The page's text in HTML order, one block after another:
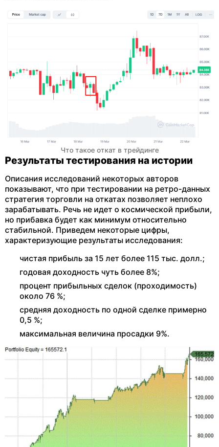
Что такое откат в трейдинге
Результаты тестирования на истории
Описания исследований некоторых авторов
показывают, что при тестировании на ретро-данных
стратегия торговли на откатах позволяет неплохо
зарабатывать. Речь не идет о космической прибыли,
но прибавка будет как минимум относительно
стабильной. Приведем некоторые цифры,
характеризующие результаты исследования:
чистая прибыль за 15 лет более 115 тыс. долл.;
годовая доходность чуть более 8%;
процент прибыльных сделок (проходимость)
около 76 %;
средняя доходность по одной сделке примерно
0,5 %;
максимальная величина просадки 9%.